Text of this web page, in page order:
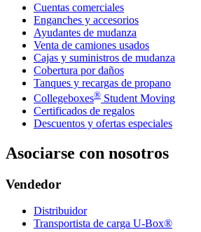
Cuentas comerciales
Enganches y accesorios
Ayudantes de mudanza
Venta de camiones usados
Cajas y suministros de mudanza
Cobertura por daños
Tanques y recargas de propano
Collegeboxes® Student Moving
Certificados de regalos
Descuentos y ofertas especiales
Asociarse con nosotros
Vendedor
Distribuidor
Transportista de carga U-Box®